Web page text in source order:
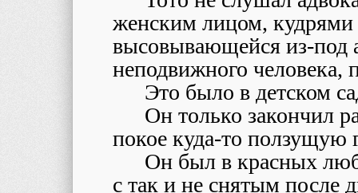
женским лицом,
высовывающейся из-под
неподвижного человека,
Это было в детском
Он только закончил
покое куда-то ползущую
Он был в красных
с так и не снятым после